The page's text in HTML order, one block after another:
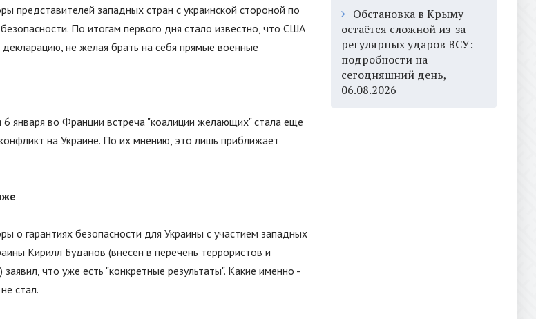
представителей западных стран с украинской стороной по
По итогам первого дня стало известно, что США
не желая брать на себя прямые военные
января во Франции встреча "коалиции желающих"стала еще
на Украине. По их мнению, это лишь приближает
о гарантиях безопасности для Украины с участием западных
Кирилл Буданов (внесен в перечень террористов и
что уже есть "конкретные результаты". Какие именно -
стал.
Обстановка в Крыму
остаётся сложной из-за
регулярных ударов ВСУ:
подробности на
сегодняшний день,
06.08.2026